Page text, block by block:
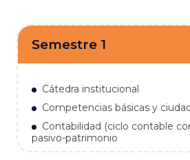
Semestre 1
Cátedra institucional
Competencias básicas y
Contabilidad (ciclo contable
pasivo-patrimonio